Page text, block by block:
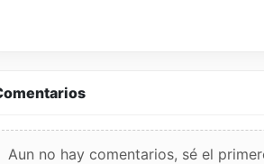
Aun no hay comentarios, sé el